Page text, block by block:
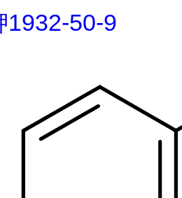
1932-50-9